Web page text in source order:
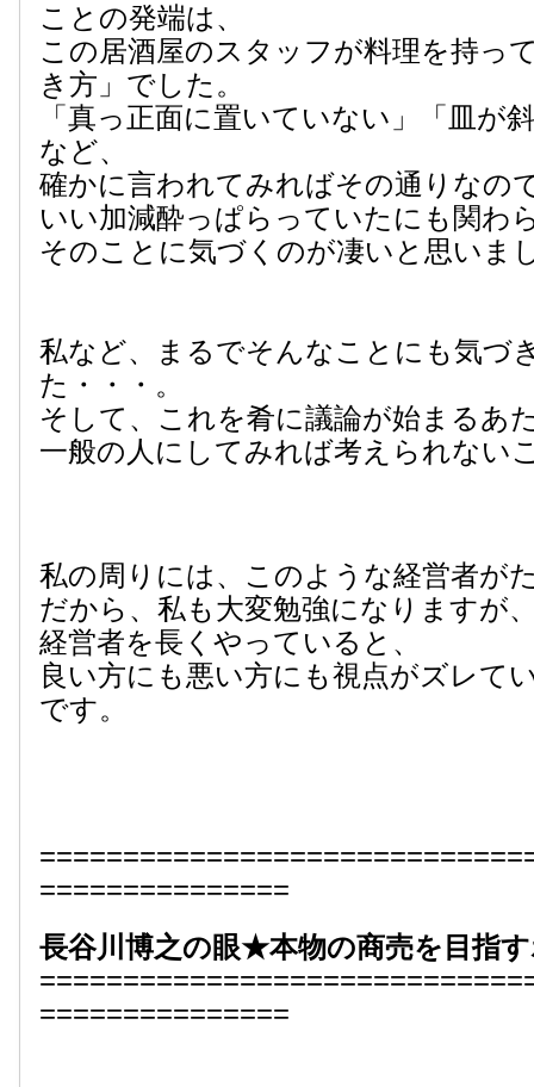
ことの発端は、
この居酒屋のスタッフが料理を持っ
き方」でした。
「真っ正面に置いていない」「皿が
など、
確かに言われてみればその通りなの
いい加減酔っぱらっていたにも関わ
そのことに気づくのが凄いと思いま
私など、まるでそんなことにも気づ
た・・・。
そして、これを肴に議論が始まるあ
一般の人にしてみれば考えられない
私の周りには、このような経営者が
だから、私も大変勉強になりますが
経営者を長くやっていると、
良い方にも悪い方にも視点がズレて
です。
===============
長谷川博之の眼★本物の商売を目指
===============